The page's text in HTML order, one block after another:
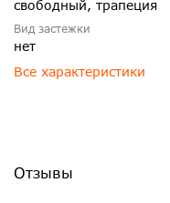
свободный, трапеция
Вид застежки
нет
Все характеристики
Отзывы